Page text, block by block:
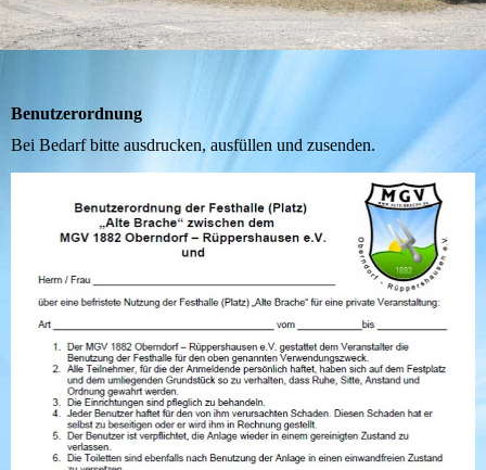
Benutzerordnung
Bei Bedarf bitte ausdrucken, ausfüllen und zusenden.